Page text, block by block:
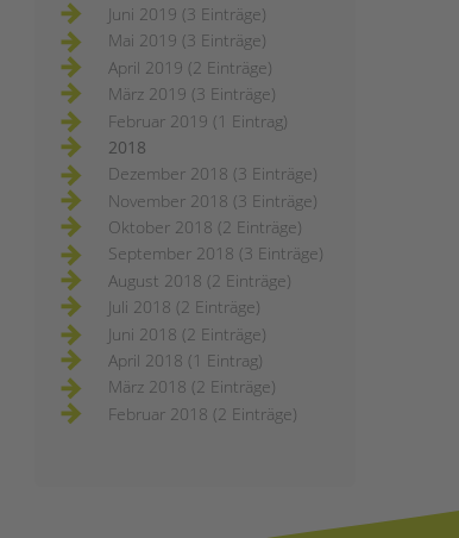
Juni 2019 (3 Einträge)
Mai 2019 (3 Einträge)
April 2019 (2 Einträge)
März 2019 (3 Einträge)
Februar 2019 (1 Eintrag)
2018
Dezember 2018 (3 Einträge)
November 2018 (3 Einträge)
Oktober 2018 (2 Einträge)
September 2018 (3 Einträge)
August 2018 (2 Einträge)
Juli 2018 (2 Einträge)
Juni 2018 (2 Einträge)
April 2018 (1 Eintrag)
März 2018 (2 Einträge)
Februar 2018 (2 Einträge)